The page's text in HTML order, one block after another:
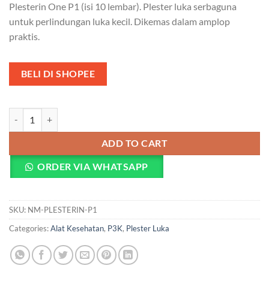
Plesterin One P1 (isi 10 lembar). Plester luka serbaguna
untuk perlindungan luka kecil. Dikemas dalam amplop
praktis.
BELI DI SHOPEE
ADD TO CART
ORDER VIA WHATSAPP
SKU: NM-PLESTERIN-P1
Categories:Alat Kesehatan, P3K, Plester Luka